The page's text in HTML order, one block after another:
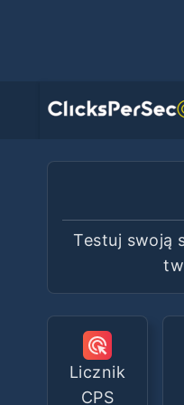
Testuj swoją
Licznik
CPS